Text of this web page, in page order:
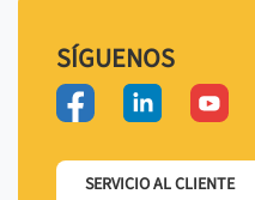
SÍGUENOS
SERVICIO AL CLIENTE